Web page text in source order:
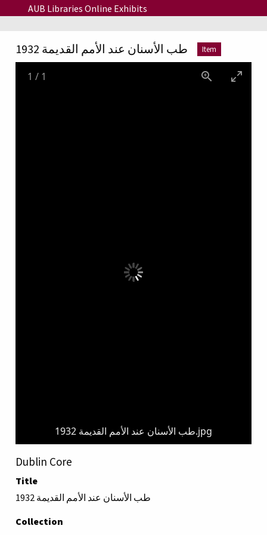
Skip to main content
AUB Libraries Online Exhibits
طب الأسنان عند الأمم القديمة 1932 Item
طب الأسنان عند الأمم القديمة 1932.jpg
1 / 1
Dublin Core
Title
طب الأسنان عند الأمم القديمة 1932
Collection